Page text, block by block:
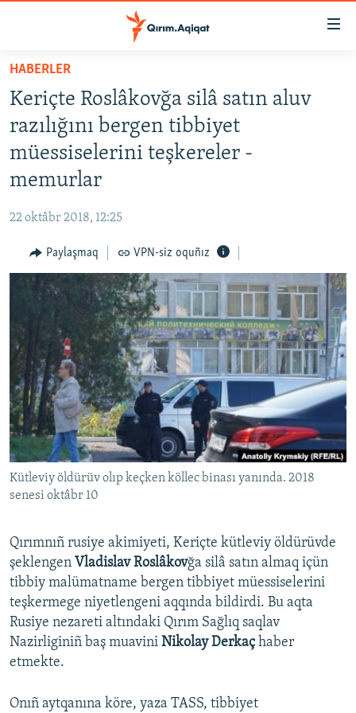
Esas
qaytmaq
Baş
navigatsiyağa
qaytmaq
Qıdıruvğa
SİYASET
İQTİSADİYAT
İNSAN AQLARI
VİDEO
SÜRET
BLOGLAR
FİKİR
Русский
Українською
QOŞULIÑIZ!
HABERLER
Keriçte Roslâkovğa silâ satın aluv
razılığını bergen tibbiyet
müessiselerini teşkereler -
memurlar
22 oktâbr 2018, 12:25
Paylaşmaq VPN-siz oquñız
Kütleviy öldürüv olıp keçken köllec binası yanında. 2018
senesi oktâbr 10
Qırımnıñ rusiye akimiyeti, Keriçte kütleviy öldürüvde
şeklengen Vladislav Roslâkovğa silâ satın almaq içün
tibbiy malümatname bergen tibbiyet müessiselerini
teşkermege niyetlengeni aqqında bildirdi. Bu aqta
Rusiye nezareti altındaki Qırım Sağlıq saqlav
Nazirliginiñ baş muavini Nikolay Derkaçhaber
etmekte.
Onıñ aytqanına köre, yaza TASS, tibbiyet